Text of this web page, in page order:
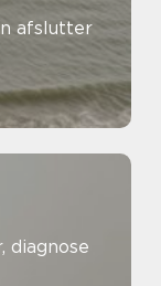
afslutter
diagnose